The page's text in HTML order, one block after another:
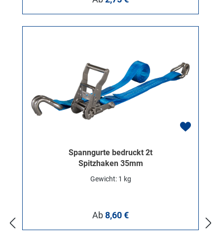
Spanngurte bedruckt 2t
Spitzhaken 35mm
Gewicht: 1 kg
Regulärer Preis:
Ab8,60 €